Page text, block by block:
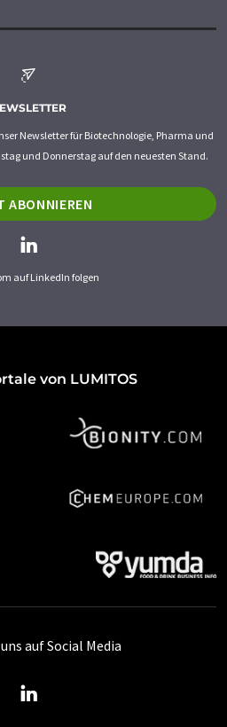
Newsletter für Biotechnologie, Pharma und
und Donnerstag auf den neuesten Stand.
ABONNIEREN
auf LinkedIn folgen
von LUMITOS
auf Social Media